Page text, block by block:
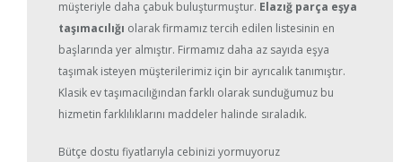
müşteriyle daha çabuk buluşturmuştur. Elazığ parça eşya
taşımacılığı olarak firmamız tercih edilen listesinin en
başlarında yer almıştır. Firmamız daha az sayıda eşya
taşımak isteyen müşterilerimiz için bir ayrıcalık tanımıştır.
Klasik ev taşımacılığından farklı olarak sunduğumuz bu
hizmetin farklılıklarını maddeler halinde sıraladık.
Bütçe dostu fiyatlarıyla cebinizi yormuyoruz